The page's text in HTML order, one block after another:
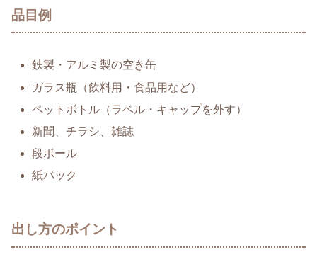
品目例
鉄製・アルミ製の空き缶
ガラス瓶（飲料用・食品用など）
ペットボトル（ラベル・キャップを外す）
新聞、チラシ、雑誌
段ボール
紙パック
出し方のポイント